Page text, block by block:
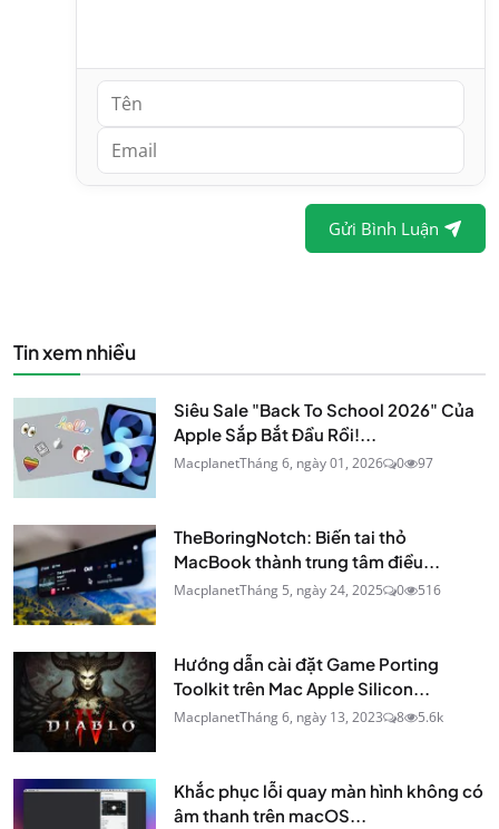
Gửi Bình Luận
Tin xem nhiều
Siêu Sale "Back To School 2026" Của
Apple Sắp Bắt Đầu Rồi!...
MacplanetTháng 6, ngày 01, 2026 0 97
TheBoringNotch: Biến tai thỏ
MacBook thành trung tâm điều...
MacplanetTháng 5, ngày 24, 2025 0 516
Hướng dẫn cài đặt Game Porting
Toolkit trên Mac Apple Silicon...
MacplanetTháng 6, ngày 13, 2023 8 5.6k
Khắc phục lỗi quay màn hình không có
âm thanh trên macOS...